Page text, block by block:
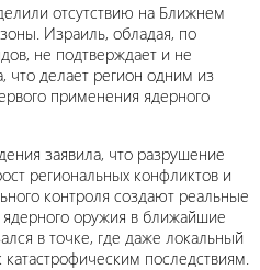
отсутствию на Ближнем
Израиль, обладая, по
не подтверждает и не
что делает регион одним из
применения ядерного
заявила, что разрушение
региональных конфликтов и
контроля создают реальные
оружия в ближайшие
в точке, где даже локальный
последствиям.